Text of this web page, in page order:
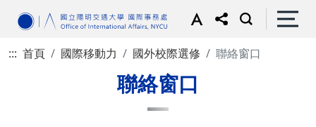
::: 首頁 國際移動力 國外校際選修 聯絡窗口
聯絡窗口